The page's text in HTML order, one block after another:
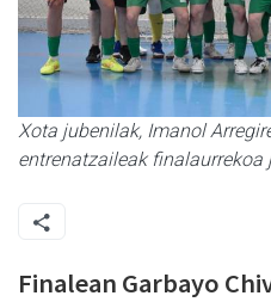
Xota jubenilak, Imanol
entrenatzaileak finalaurrekoa
Finalean Garbayo